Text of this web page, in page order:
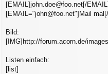
[EMAIL]john.doe@foo.net[/EMAIL]
[EMAIL="john@foo.net"]Mail
Bild:
[IMG]http://forum.acorn.de/
Listen einfach:
[list]